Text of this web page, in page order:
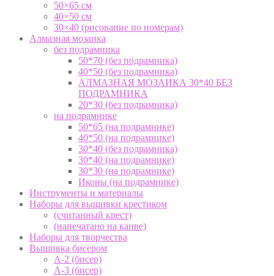
50×65 см
40×50 см
30×40 (рисование по номерам)
Алмазная мозаика
без подрамника
50*70 (без подрамника)
40*50 (без подрамника)
АЛМАЗНАЯ МОЗАИКА 30*40 БЕЗ
ПОДРАМНИКА
20*30 (без подрамника)
на подрамнике
50*65 (на подрамнике)
40*50 (на подрамнике)
30*40 (без подрамника)
30*40 (на подрамнике)
30*30 (на подрамнике)
Иконы (на подрамнике)
Инструменты и материалы
Наборы для вышивки крестиком
(считанный крест)
(напечатано на канве)
Наборы для творчества
Вышивка бисером
А-2 (бисер)
А-3 (бисер)